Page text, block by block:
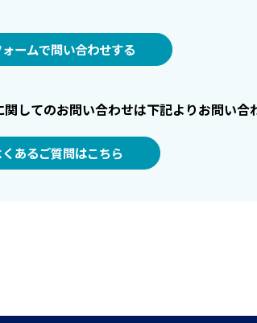
ォームで問い合わせする
してのお問い合わせは下記よりお問い合
くあるご質問はこちら